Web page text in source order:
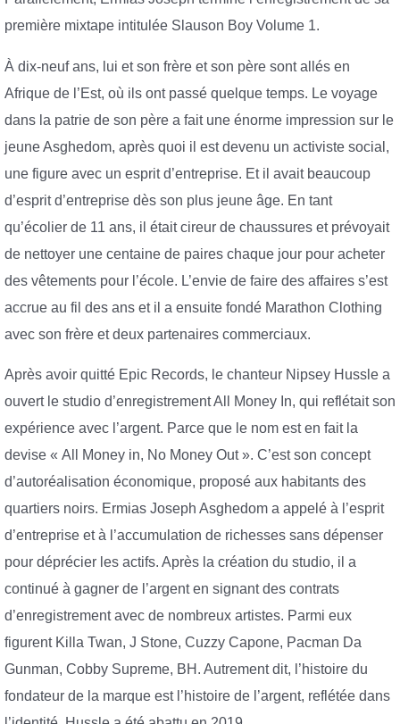
première mixtape intitulée Slauson Boy Volume 1.
À dix-neuf ans, lui et son frère et son père sont allés en
Afrique de l’Est, où ils ont passé quelque temps. Le voyage
dans la patrie de son père a fait une énorme impression sur le
jeune Asghedom, après quoi il est devenu un activiste social,
une figure avec un esprit d’entreprise. Et il avait beaucoup
d’esprit d’entreprise dès son plus jeune âge. En tant
qu’écolier de 11 ans, il était cireur de chaussures et prévoyait
de nettoyer une centaine de paires chaque jour pour acheter
des vêtements pour l’école. L’envie de faire des affaires s’est
accrue au fil des ans et il a ensuite fondé Marathon Clothing
avec son frère et deux partenaires commerciaux.
Après avoir quitté Epic Records, le chanteur Nipsey Hussle a
ouvert le studio d’enregistrement All Money In, qui reflétait son
expérience avec l’argent. Parce que le nom est en fait la
devise « All Money in, No Money Out ». C’est son concept
d’autoréalisation économique, proposé aux habitants des
quartiers noirs. Ermias Joseph Asghedom a appelé à l’esprit
d’entreprise et à l’accumulation de richesses sans dépenser
pour déprécier les actifs. Après la création du studio, il a
continué à gagner de l’argent en signant des contrats
d’enregistrement avec de nombreux artistes. Parmi eux
figurent Killa Twan, J Stone, Cuzzy Capone, Pacman Da
Gunman, Cobby Supreme, BH. Autrement dit, l’histoire du
fondateur de la marque est l’histoire de l’argent, reflétée dans